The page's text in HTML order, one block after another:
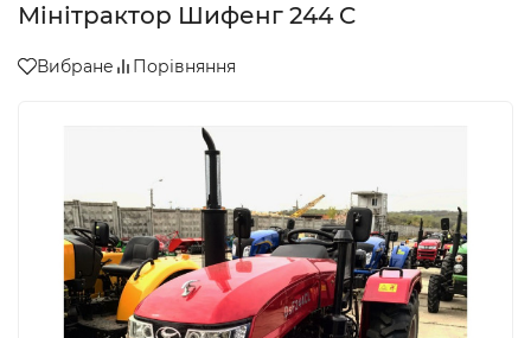
Мінітрактор Шифенг 244 C
Вибране Порівняння